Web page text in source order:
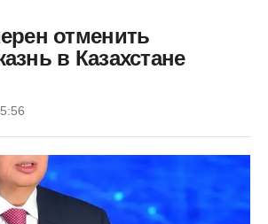
отменить
в Казахстане